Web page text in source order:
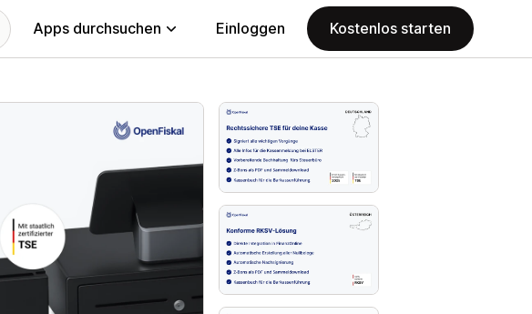
Apps durchsuchen Einloggen Kostenlos starten